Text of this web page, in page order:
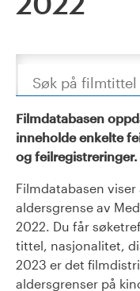
Søk
Filmdatabasen
inneholde enkelte
og feilregistreringer.
Filmdatabasen
aldersgrense av
2022. Du får
tittel, nasjonalitet,
2023 er det
aldersgrenser på